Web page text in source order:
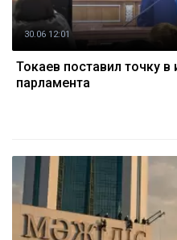
30.06 12:01
Токаев поставил точку в
парламента